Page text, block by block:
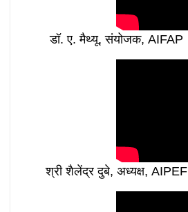
डॉ. ए. मैथ्यू, संयोजक, AIFAP
श्री शैलेंद्र दुबे, अध्यक्ष, AIPEF